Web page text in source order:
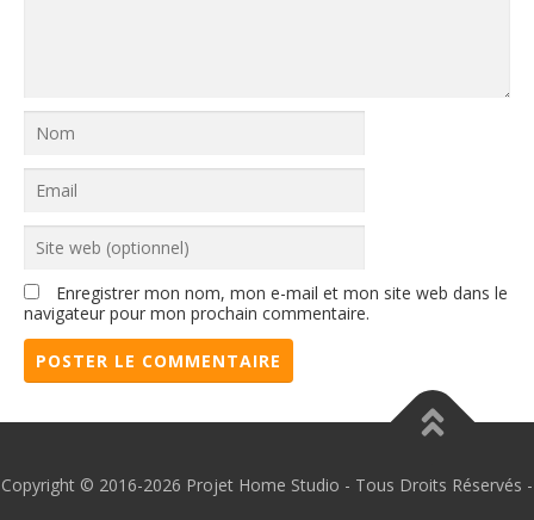
Enregistrer mon nom, mon e-mail et mon site web dans le
navigateur pour mon prochain commentaire.
Copyright © 2016-2026 Projet Home Studio - Tous Droits Réservés -